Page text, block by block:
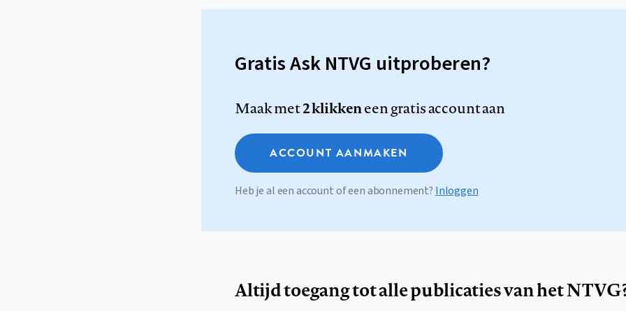
Gratis Ask NTVG uitproberen?
Maak met2 klikkeneen gratis account aan
ACCOUNT AANMAKEN
Heb je al een account of een abonnement? Inloggen
Altijd toegang tot alle publicaties van het